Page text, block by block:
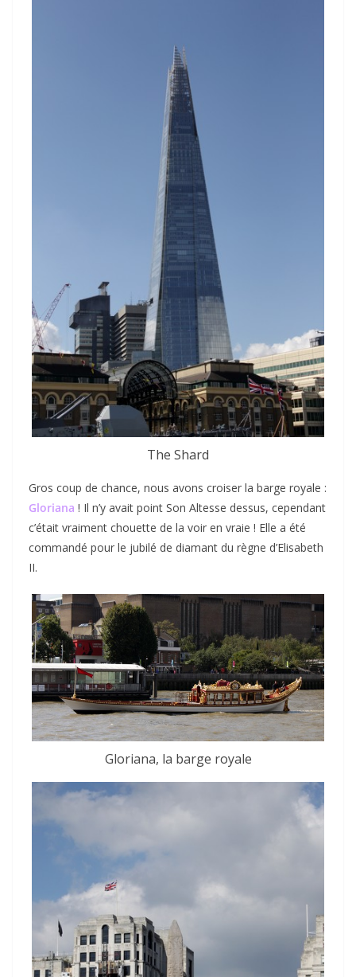
The Shard
Gros coup de chance, nous avons croiser la barge royale :
Gloriana ! Il n’y avait point Son Altesse dessus, cependant
c’était vraiment chouette de la voir en vraie ! Elle a été
commandé pour le jubilé de diamant du règne d’Elisabeth
II.
Gloriana, la barge royale